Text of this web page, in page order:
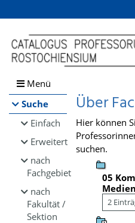
Browsen
direkt zum Inhalt
Menü
Suche
Einfach
Erweitert
nach
Fachgebiet
nach
Fakultät /
Sektion
Über
Hier können
suchen.
05
2